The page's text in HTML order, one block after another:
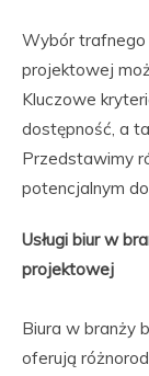
Wybór trafnego
projektowej
Kluczowe
dostępność, a
Przedstawimy
potencjalnym
Usługi biur w
projektowej
Biura w branży
oferują